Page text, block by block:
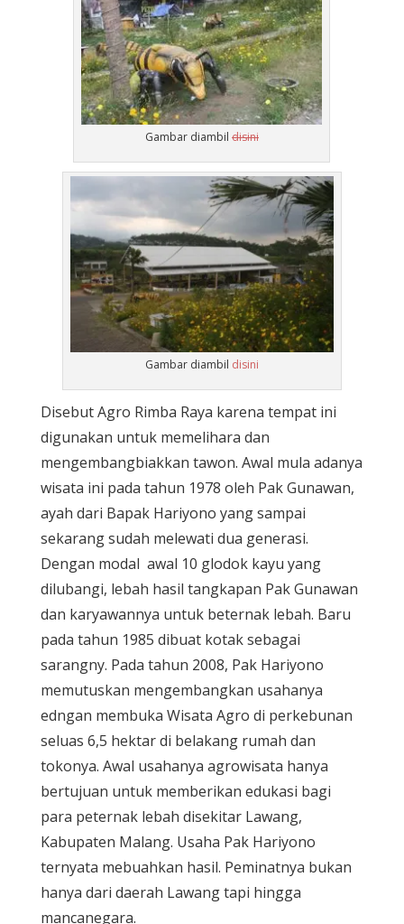
Gambar diambil disini
Gambar diambil disini
Disebut Agro Rimba Raya karena tempat ini
digunakan untuk memelihara dan
mengembangbiakkan tawon. Awal mula adanya
wisata ini pada tahun 1978 oleh Pak Gunawan,
ayah dari Bapak Hariyono yang sampai
sekarang sudah melewati dua generasi.
Dengan modal awal 10 glodok kayu yang
dilubangi, lebah hasil tangkapan Pak Gunawan
dan karyawannya untuk beternak lebah. Baru
pada tahun 1985 dibuat kotak sebagai
sarangny. Pada tahun 2008, Pak Hariyono
memutuskan mengembangkan usahanya
edngan membuka Wisata Agro di perkebunan
seluas 6,5 hektar di belakang rumah dan
tokonya. Awal usahanya agrowisata hanya
bertujuan untuk memberikan edukasi bagi
para peternak lebah disekitar Lawang,
Kabupaten Malang. Usaha Pak Hariyono
ternyata mebuahkan hasil. Peminatnya bukan
hanya dari daerah Lawang tapi hingga
mancanegara.